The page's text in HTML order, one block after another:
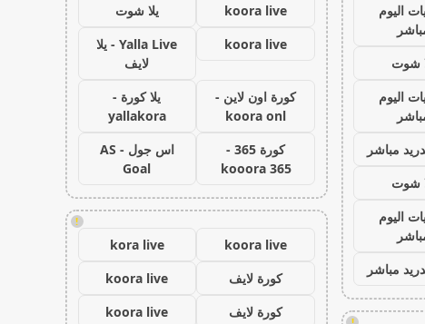
اليوم
شوت
اليوم
مباشر
شوت
اليوم
مباشر
koora live
يلا شوت
koora live
Yalla Live - يلا
لايف
كورة اون لاين -
koora onl
يلا كورة -
yallakora
كورة 365 -
kooora 365
اس جول - AS
Goal
!
koora live
kora live
كورة لايف
koora live
كورة لايف
koora live